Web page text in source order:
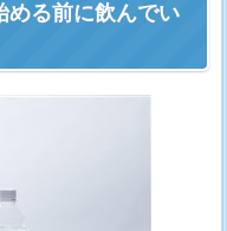
める前に飲んでい